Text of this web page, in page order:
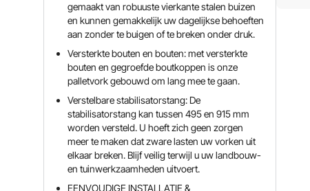
gemaakt van robuuste vierkante stalen buizen
en kunnen gemakkelijk uw dagelijkse behoeften
aan zonder te buigen of te breken onder druk.
Versterkte bouten en bouten: met versterkte
bouten en gegroefde boutkoppen is onze
palletvork gebouwd om lang mee te gaan.
Verstelbare stabilisatorstang: De
stabilisatorstang kan tussen 495 en 915 mm
worden versteld. U hoeft zich geen zorgen
meer te maken dat zware lasten uw vorken uit
elkaar breken. Blijf veilig terwijl u uw landbouw-
en tuinwerkzaamheden uitvoert.
EENVOUDIGE INSTALLATIE &